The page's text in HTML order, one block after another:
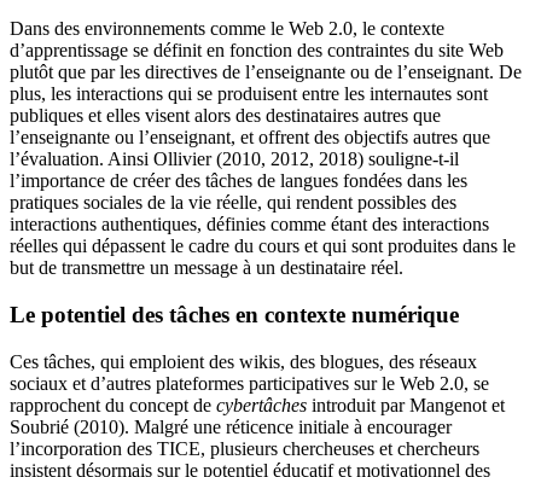
Dans des environnements comme le Web 2.0, le contexte
d’apprentissage se définit en fonction des contraintes du site Web
plutôt que par les directives de l’enseignante ou de l’enseignant. De
plus, les interactions qui se produisent entre les internautes sont
publiques et elles visent alors des destinataires autres que
l’enseignante ou l’enseignant, et offrent des objectifs autres que
l’évaluation. Ainsi Ollivier (2010, 2012, 2018) souligne-t-il
l’importance de créer des tâches de langues fondées dans les
pratiques sociales de la vie réelle, qui rendent possibles des
interactions authentiques, définies comme étant des interactions
réelles qui dépassent le cadre du cours et qui sont produites dans le
but de transmettre un message à un destinataire réel.
Le potentiel des tâches en contexte numérique
Ces tâches, qui emploient des wikis, des blogues, des réseaux
sociaux et d’autres plateformes participatives sur le Web 2.0, se
rapprochent du concept de cybertâches introduit par Mangenot et
Soubrié (2010). Malgré une réticence initiale à encourager
l’incorporation des TICE, plusieurs chercheuses et chercheurs
insistent désormais sur le potentiel éducatif et motivationnel des